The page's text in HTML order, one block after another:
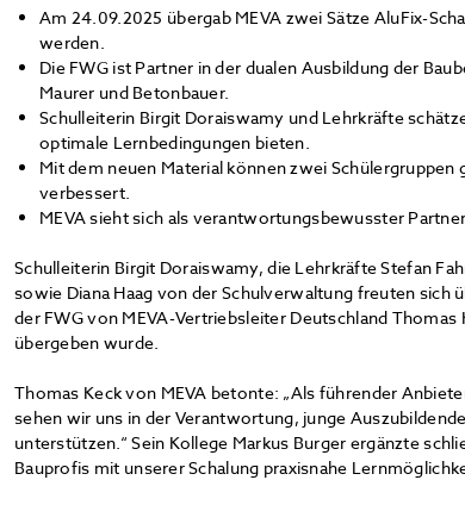
Am 24.09.2025 übergab MEVA zwei Sätze AluFix-
werden.
Die FWG ist Partner in der dualen Ausbildung der
Maurer und Betonbauer. ​
Schulleiterin Birgit Doraiswamy und Lehrkräfte
optimale Lernbedingungen bieten.
Mit dem neuen Material können zwei
verbessert.
MEVA sieht sich als verantwortungsbewusster
Schulleiterin Birgit Doraiswamy, die Lehrkräfte Stefan
sowie Diana Haag von der Schulverwaltung freuten sich
der FWG von MEVA-Vertriebsleiter Deutschland
übergeben wurde.
Thomas Keck von MEVA betonte: „Als führender
sehen wir uns in der Verantwortung, junge
unterstützen.“ Sein Kollege Markus Burger ergänzte
Bauprofis mit unserer Schalung praxisnahe